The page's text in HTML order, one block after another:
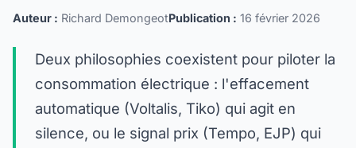
Auteur : Richard DemongeotPublication : 16 février 2026
Deux philosophies coexistent pour piloter la
consommation électrique : l'effacement
automatique (Voltalis, Tiko) qui agit en
silence, ou le signal prix (Tempo, EJP) qui